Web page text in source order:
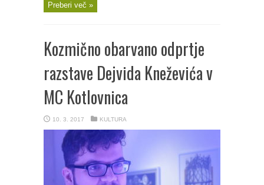
Preberi več »
Kozmično obarvano odprtje
razstave Dejvida Kneževića v
MC Kotlovnica
10. 3. 2017 KULTURA